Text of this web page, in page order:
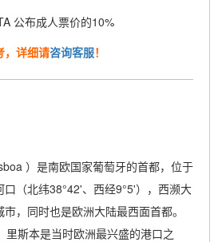
公布成人票价的10%
，详细请咨询客服！
）是南欧国家葡萄牙的首都，位于
（北纬38°42'、西经9°5'），西濒大
，同时也是欧洲大陆最西面首都。
里斯本是当时欧洲最兴盛的港口之